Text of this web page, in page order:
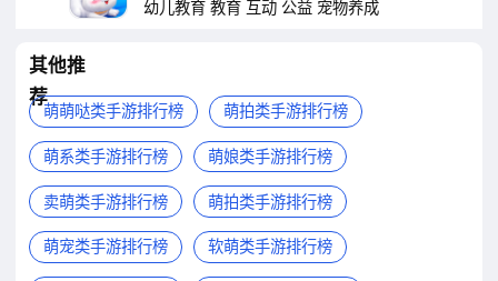
幼儿教育 教育 互动 公益 宠物养成
其他推
荐
萌萌哒类手游排行榜 萌拍类手游排行榜
萌系类手游排行榜 萌娘类手游排行榜
卖萌类手游排行榜 萌拍类手游排行榜
萌宠类手游排行榜 软萌类手游排行榜